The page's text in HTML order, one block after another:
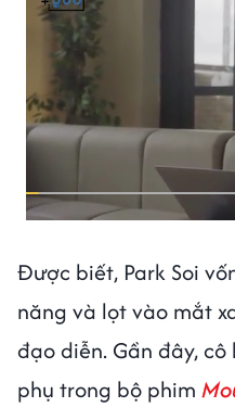
Được biết, Park Soi
năng và lọt vào mắt
đạo diễn. Gần đây,
phụ trong bộ phim